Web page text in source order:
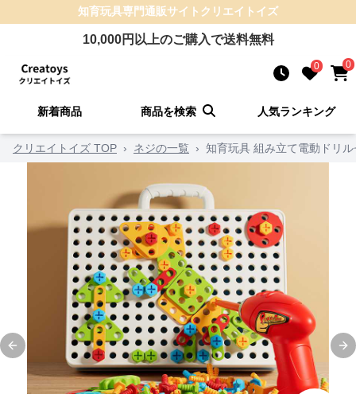
知育玩具専門通販サイト クリエイトイズ
10,000円以上のご購入で送料無料
0 0
新着商品 商品を検索 人気ランキング
クリエイトイズ TOP › ネジの一覧 › 知育玩具 組み立て電動ドリ
Previous slide